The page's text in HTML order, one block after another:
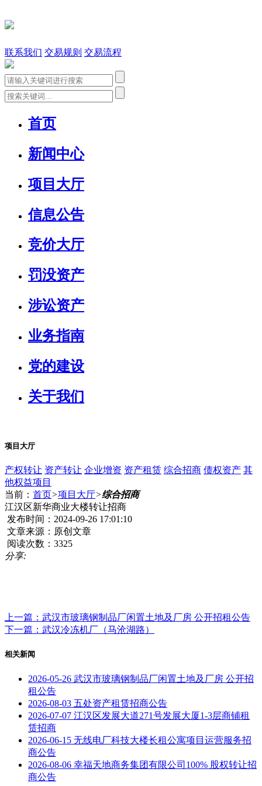
联系我们 交易规则 交易流程
首页
新闻中心
项目大厅
信息公告
竞价大厅
罚没资产
涉讼资产
业务指南
党的建设
关于我们
项目大厅
产权转让 资产转让 企业增资 资产租赁 综合招商 债权资产 其
他权益项目
当前： 首页>项目大厅>综合招商
江汉区新华商业大楼转让招商
发布时间：2024-09-26 17:01:10
文章来源：原创文章
阅读次数：3325
分享:
上一篇：武汉市玻璃钢制品厂闲置土地及厂房 公开招租公告
下一篇：武汉冷冻机厂（马沧湖路）
相关新闻
2026-05-26 武汉市玻璃钢制品厂闲置土地及厂房 公开招
租公告
2026-08-03 五处资产租赁招商公告
2026-07-07 江汉区发展大道271号发展大厦1-3层商铺租
赁招商
2026-06-15 无线电厂科技大楼长租公寓项目运营服务招
商公告
2026-08-06 幸福天地商务集团有限公司100% 股权转让招
商公告